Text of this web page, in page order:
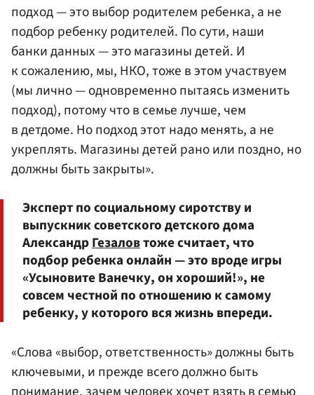
подход — это выбор родителем ребенка, а не
подбор ребенку родителей. По сути, наши
банки данных — это магазины детей. И
к сожалению, мы, НКО, тоже в этом участвуем
(мы лично — одновременно пытаясь изменить
подход), потому что в семье лучше, чем
в детдоме. Но подход этот надо менять, а не
укреплять. Магазины детей рано или поздно, но
должны быть закрыты».
Эксперт по социальному сиротству и
выпускник советского детского дома
АлександрГезаловтоже считает, что
подбор ребенка онлайн — это вроде игры
«Усыновите Ванечку, он хороший!», не
совсем честной по отношению к самому
ребенку, у которого вся жизнь впереди.
«Слова «выбор, ответственность» должны быть
ключевыми, и прежде всего должно быть